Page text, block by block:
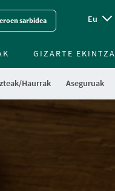
sarbidea Eu
Haurrak Aseguruak
GIZARTE EKINTZA